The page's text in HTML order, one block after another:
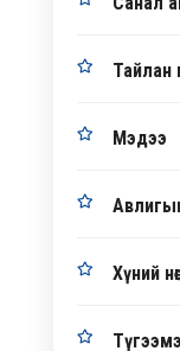
Тайлан
Мэдээ
Хүний